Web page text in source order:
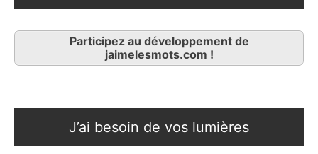
Participez au développement de
jaimelesmots.com !
J’ai besoin de vos lumières